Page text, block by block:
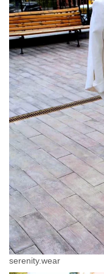
serenity.wear